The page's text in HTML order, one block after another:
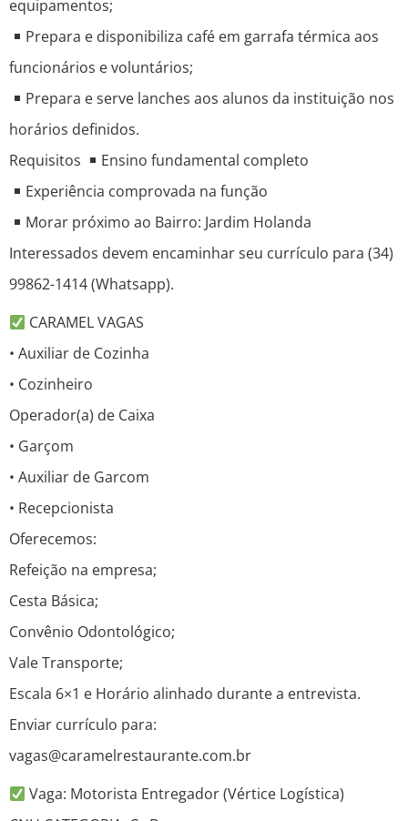
equipamentos;
Prepara e disponibiliza café em garrafa térmica aos
funcionários e voluntários;
Prepara e serve lanches aos alunos da instituição nos
horários definidos.
Requisitos
Ensino fundamental completo
Experiência comprovada na função
Morar próximo ao Bairro: Jardim Holanda
Interessados devem encaminhar seu currículo para (34)
99862-1414 (Whatsapp).
CARAMEL VAGAS
• Auxiliar de Cozinha
• Cozinheiro
Operador(a) de Caixa
• Garçom
• Auxiliar de Garcom
• Recepcionista
Oferecemos:
Refeição na empresa;
Cesta Básica;
Convênio Odontológico;
Vale Transporte;
Escala 6×1 e Horário alinhado durante a entrevista.
Enviar currículo para:
vagas@caramelrestaurante.com.br
Vaga: Motorista Entregador (Vértice Logística)